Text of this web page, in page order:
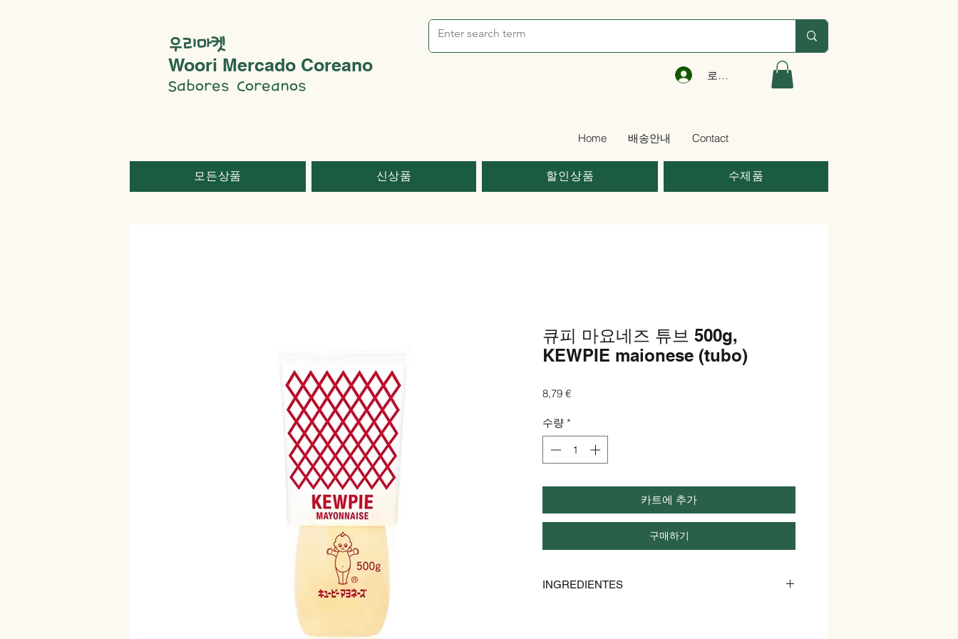
우리마켓
Woori Mercado Coreano
Sabores Coreanos
로그인
Home 배송안내 Contact
모든상품 신상품 할인상품 수제품
큐피 마요네즈 튜브 500g,
KEWPIE maionese (tubo)
8,79 €가
수량 *
카트에 추가
구매하기
INGREDIENTES